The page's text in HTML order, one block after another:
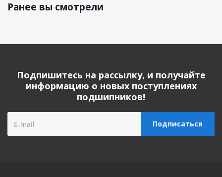
Ранее вы смотрели
Подпишитесь на рассылку, и получайте
информацию о новых поступлениях
подшипников!